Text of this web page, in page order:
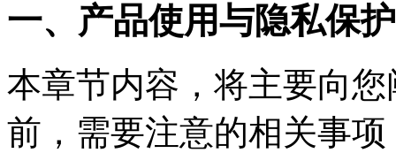
一、产品使用与隐私保
本章节内容，将主要向
前，需要注意的相关事